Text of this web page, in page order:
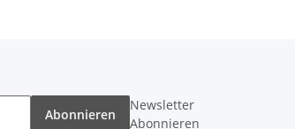
Abonnieren
Newsletter
Abonnieren